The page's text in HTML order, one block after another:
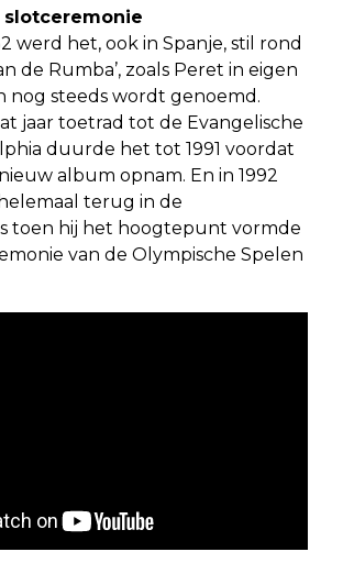
slotceremonie
werd het, ook in Spanje, stil rond
de Rumba’, zoals Peret in eigen
nog steeds wordt genoemd.
jaar toetrad tot de Evangelische
duurde het tot 1991 voordat
album opnam. En in 1992
terug in de
toen hij het hoogtepunt vormde
van de Olympische Spelen